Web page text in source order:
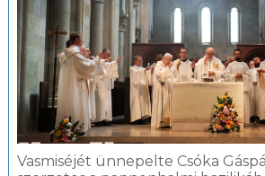
Vasmiséjét ünnepelte Csóka